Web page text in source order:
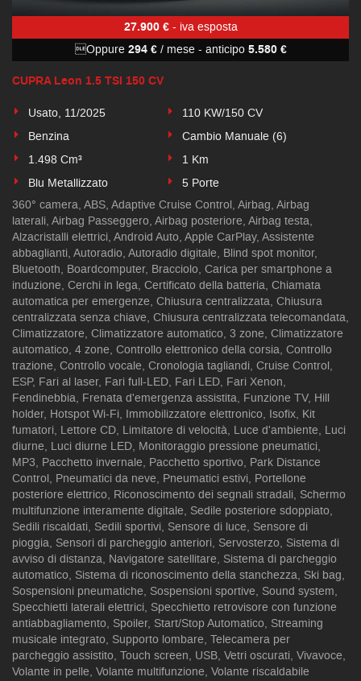
27.900 €- iva esposta
Oppure 294 €/ mese- anticipo 5.580 €
CUPRA Leon 1.5 TSI 150 CV
Usato, 11/2025
110 KW/150 CV
Benzina
Cambio Manuale (6)
1.498 Cm³
1 Km
Blu Metallizzato
5 Porte
360° camera, ABS, Adaptive Cruise Control, Airbag, Airbag
laterali, Airbag Passeggero, Airbag posteriore, Airbag testa,
Alzacristalli elettrici, Android Auto, Apple CarPlay, Assistente
abbaglianti, Autoradio, Autoradio digitale, Blind spot monitor,
Bluetooth, Boardcomputer, Bracciolo, Carica per smartphone a
induzione, Cerchi in lega, Certificato della batteria, Chiamata
automatica per emergenze, Chiusura centralizzata, Chiusura
centralizzata senza chiave, Chiusura centralizzata telecomandata,
Climatizzatore, Climatizzatore automatico, 3 zone, Climatizzatore
automatico, 4 zone, Controllo elettronico della corsia, Controllo
trazione, Controllo vocale, Cronologia tagliandi, Cruise Control,
ESP, Fari al laser, Fari full-LED, Fari LED, Fari Xenon,
Fendinebbia, Frenata d'emergenza assistita, Funzione TV, Hill
holder, Hotspot Wi-Fi, Immobilizzatore elettronico, Isofix, Kit
fumatori, Lettore CD, Limitatore di velocità, Luce d'ambiente, Luci
diurne, Luci diurne LED, Monitoraggio pressione pneumatici,
MP3, Pacchetto invernale, Pacchetto sportivo, Park Distance
Control, Pneumatici da neve, Pneumatici estivi, Portellone
posteriore elettrico, Riconoscimento dei segnali stradali, Schermo
multifunzione interamente digitale, Sedile posteriore sdoppiato,
Sedili riscaldati, Sedili sportivi, Sensore di luce, Sensore di
pioggia, Sensori di parcheggio anteriori, Servosterzo, Sistema di
avviso di distanza, Navigatore satellitare, Sistema di parcheggio
automatico, Sistema di riconoscimento della stanchezza, Ski bag,
Sospensioni pneumatiche, Sospensioni sportive, Sound system,
Specchietti laterali elettrici, Specchietto retrovisore con funzione
antiabbagliamento, Spoiler, Start/Stop Automatico, Streaming
musicale integrato, Supporto lombare, Telecamera per
parcheggio assistito, Touch screen, USB, Vetri oscurati, Vivavoce,
Volante in pelle, Volante multifunzione, Volante riscaldabile